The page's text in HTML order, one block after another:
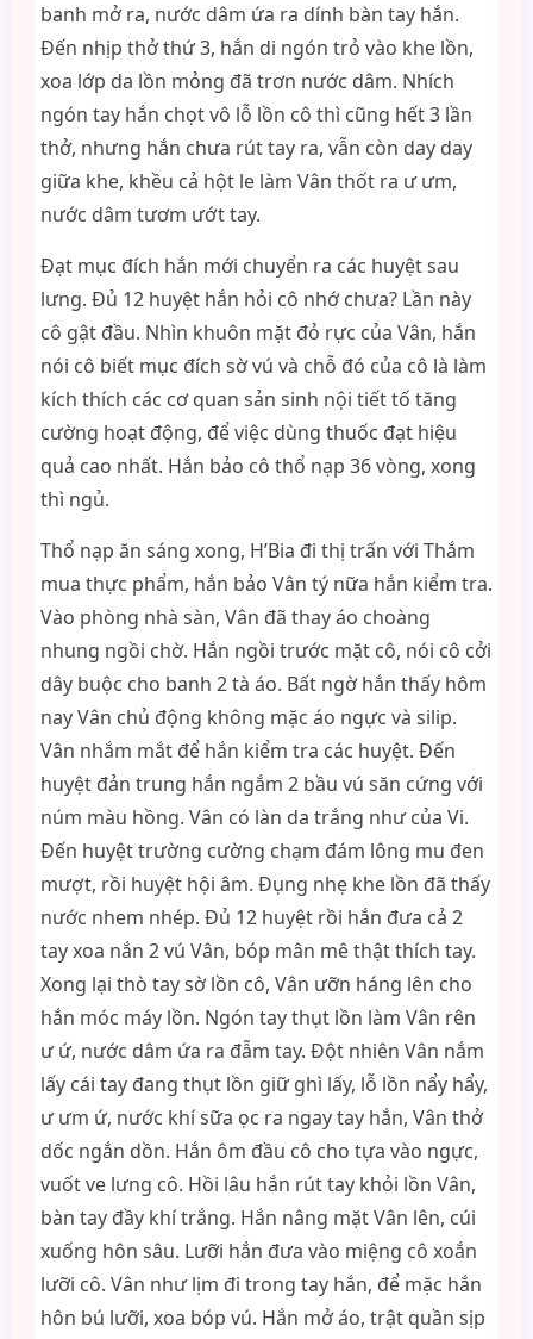
banh mở ra, nước dâm ứa ra dính bàn tay hắn.
Đến nhịp thở thứ 3, hắn di ngón trỏ vào khe lồn,
xoa lớp da lồn mỏng đã trơn nước dâm. Nhích
ngón tay hắn chọt vô lỗ lồn cô thì cũng hết 3 lần
thở, nhưng hắn chưa rút tay ra, vẫn còn day day
giữa khe, khều cả hột le làm Vân thốt ra ư ưm,
nước dâm tươm ướt tay.
Đạt mục đích hắn mới chuyển ra các huyệt sau
lưng. Đủ 12 huyệt hắn hỏi cô nhớ chưa? Lần này
cô gật đầu. Nhìn khuôn mặt đỏ rực của Vân, hắn
nói cô biết mục đích sờ vú và chỗ đó của cô là làm
kích thích các cơ quan sản sinh nội tiết tố tăng
cường hoạt động, để việc dùng thuốc đạt hiệu
quả cao nhất. Hắn bảo cô thổ nạp 36 vòng, xong
thì ngủ.
Thổ nạp ăn sáng xong, H’Bia đi thị trấn với Thắm
mua thực phẩm, hắn bảo Vân tý nữa hắn kiểm tra.
Vào phòng nhà sàn, Vân đã thay áo choàng
nhung ngồi chờ. Hắn ngồi trước mặt cô, nói cô cởi
dây buộc cho banh 2 tà áo. Bất ngờ hắn thấy hôm
nay Vân chủ động không mặc áo ngực và silip.
Vân nhắm mắt để hắn kiểm tra các huyệt. Đến
huyệt đản trung hắn ngắm 2 bầu vú săn cứng với
núm màu hồng. Vân có làn da trắng như của Vi.
Đến huyệt trường cường chạm đám lông mu đen
mượt, rồi huyệt hội âm. Đụng nhẹ khe lồn đã thấy
nước nhem nhép. Đủ 12 huyệt rồi hắn đưa cả 2
tay xoa nắn 2 vú Vân, bóp mân mê thật thích tay.
Xong lại thò tay sờ lồn cô, Vân ưỡn háng lên cho
hắn móc máy lồn. Ngón tay thụt lồn làm Vân rên
ư ứ, nước dâm ứa ra đẫm tay. Đột nhiên Vân nắm
lấy cái tay đang thụt lồn giữ ghì lấy, lỗ lồn nẩy hẩy,
ư ưm ứ, nước khí sữa ọc ra ngay tay hắn, Vân thở
dốc ngắn dồn. Hắn ôm đầu cô cho tựa vào ngực,
vuốt ve lưng cô. Hồi lâu hắn rút tay khỏi lồn Vân,
bàn tay đầy khí trắng. Hắn nâng mặt Vân lên, cúi
xuống hôn sâu. Lưỡi hắn đưa vào miệng cô xoắn
lưỡi cô. Vân như lịm đi trong tay hắn, để mặc hắn
hôn bú lưỡi, xoa bóp vú. Hắn mở áo, trật quần sịp